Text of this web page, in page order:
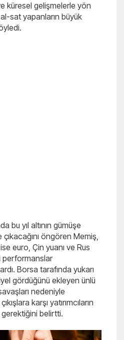
küresel gelişmelerle yön
sat yapanların büyük
bu yıl altının gümüşe
öngören Memiş,
euro, Çin yuanı ve Rus
performanslar
Borsa tarafında yukarı
gördüğünü ekleyen ünlü
nedeniyle
karşı yatırımcıların
gerektiğini belirtti.